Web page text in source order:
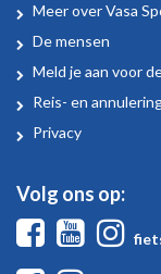
Over
Vasa
Sport
Meer over Vasa
De mensen
Meld je aan voor
Reis- en
Privacy
Volg ons op:
FacebookYoutube